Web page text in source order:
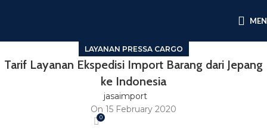
LAYANAN PRESSA CARGO
Tarif Layanan Ekspedisi Import Barang dari Jepang
ke Indonesia
jasaimport
On 15 February 2020
0